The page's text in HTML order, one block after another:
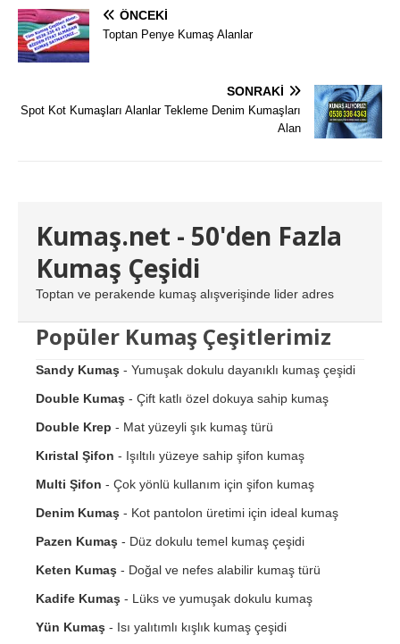
ÖNCEKI
Toptan Penye Kumaş Alanlar
SONRAKI
Spot Kot Kumaşları Alanlar Tekleme Denim Kumaşları
Alan
Kumaş.net - 50'den Fazla
Kumaş Çeşidi
Toptan ve perakende kumaş alışverişinde lider adres
Popüler Kumaş Çeşitlerimiz
Sandy Kumaş - Yumuşak dokulu dayanıklı kumaş çeşidi
Double Kumaş - Çift katlı özel dokuya sahip kumaş
Double Krep - Mat yüzeyli şık kumaş türü
Kıristal Şifon - Işıltılı yüzeye sahip şifon kumaş
Multi Şifon - Çok yönlü kullanım için şifon kumaş
Denim Kumaş - Kot pantolon üretimi için ideal kumaş
Pazen Kumaş - Düz dokulu temel kumaş çeşidi
Keten Kumaş - Doğal ve nefes alabilir kumaş türü
Kadife Kumaş - Lüks ve yumuşak dokulu kumaş
Yün Kumaş - Isı yalıtımlı kışlık kumaş çeşidi